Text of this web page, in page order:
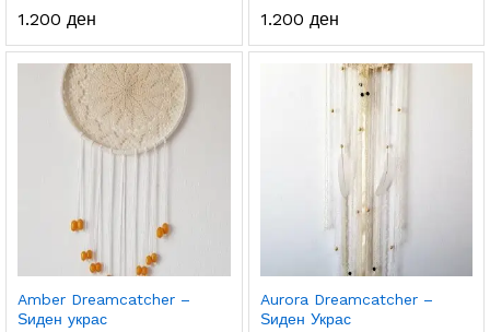
1.200 ден 1.200 ден
Amber Dreamcatcher –
Ѕиден украс
Aurora Dreamcatcher –
Ѕиден Украс